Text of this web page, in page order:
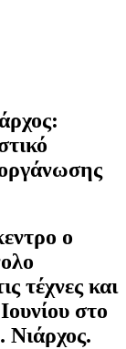
ο
τέχνες και
στο
Νιάρχος.